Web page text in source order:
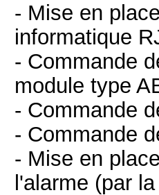
- Mise en
informatique
- Commande
module type
- Commande
- Commande
- Mise en
l'alarme (par